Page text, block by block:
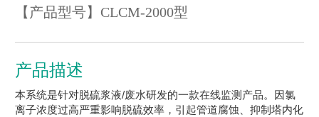
【产品型号】 CLCM-2000型
产品描述
本系统是针对脱硫浆液/废水研发的一款在线监测产品。因氯
离子浓度过高严重影响脱硫效率，引起管道腐蚀、抑制塔内化